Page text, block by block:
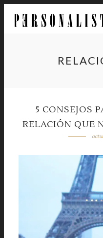
5 CONSEJOS
RELACIÓN QUE